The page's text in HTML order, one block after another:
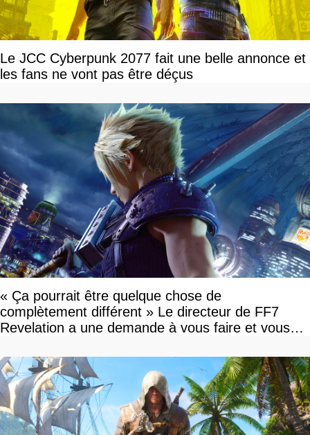
Le JCC Cyberpunk 2077 fait une belle annonce et
les fans ne vont pas être déçus
« Ça pourrait être quelque chose de
complètement différent » Le directeur de FF7
Revelation a une demande à vous faire et vous